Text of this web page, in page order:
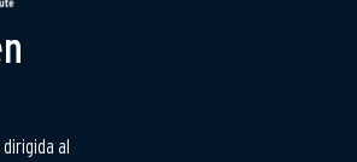
al